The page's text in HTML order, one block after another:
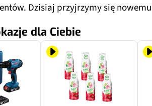
Dzisiaj przyjrzymy się
dla Ciebie